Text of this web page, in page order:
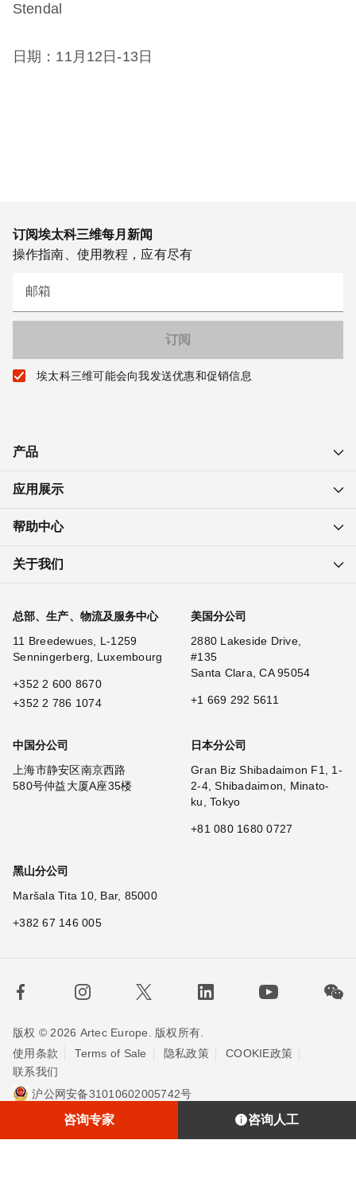
Stendal
日期：11月12日-13日
咨询人工
订阅埃太科三维每月新闻
操作指南、使用教程，应有尽有
邮箱
埃太科三维可能会向我发送优惠和促销信息
产品
应用展示
帮助中心
关于我们
总部、生产、物流及服务中心
11 Breedewues, L-1259
Senningerberg, Luxembourg
+352 2 600 8670
+352 2 786 1074
美国分公司
2880 Lakeside Drive,
#135
Santa Clara, CA 95054
+1 669 292 5611
中国分公司
上海市静安区南京西路
580号仲益大厦A座35楼
日本分公司
Gran Biz Shibadaimon F1, 1-
2-4, Shibadaimon, Minato-
ku, Tokyo
+81 080 1680 0727
黑山分公司
Maršala Tita 10, Bar, 85000
+382 67 146 005
版权 © 2026 Artec Europe. 版权所有.
使用条款
Terms of Sale 隐私政策
COOKIE政策
联系我们
沪公网安备31010602005742号
埃太科™（上海）贸易有限责任公司
沪ICP备20013748号-2
咨询专家